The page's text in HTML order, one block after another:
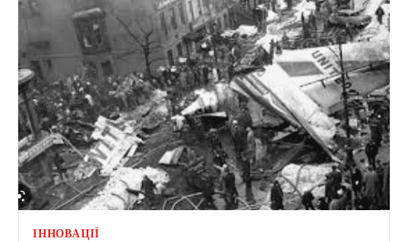
ІННОВАЦІЇ